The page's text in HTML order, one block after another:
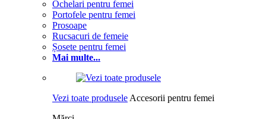
Ochelari pentru femei
Portofele pentru femei
Prosoape
Rucsacuri de femeie
Șosete pentru femei
Mai multe...
Vezi toate produsele Accesorii pentru femei